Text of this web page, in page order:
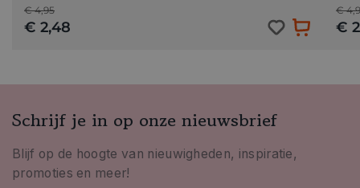
€ 4,95
€ 2,48
€
€
Schrijf je in op onze nieuwsbrief
Blijf op de hoogte van nieuwigheden, inspiratie,
promoties en meer!